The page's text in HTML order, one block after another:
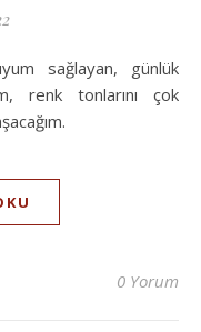
renk tonlarını çok
0 Yorum